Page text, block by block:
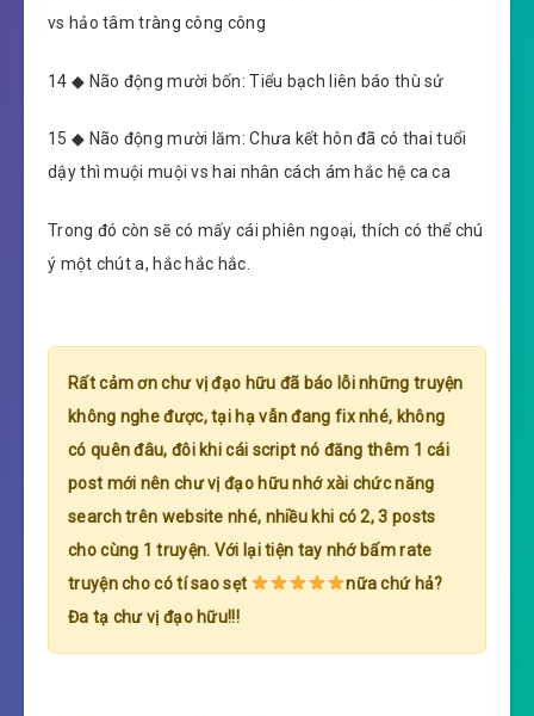
vs hảo tâm tràng công công
14 ◆ Não động mười bốn: Tiểu bạch liên báo thù sử
15 ◆ Não động mười lăm: Chưa kết hôn đã có thai tuổi
dậy thì muội muội vs hai nhân cách ám hắc hệ ca ca
Trong đó còn sẽ có mấy cái phiên ngoại, thích có thể chú
ý một chút a, hắc hắc hắc.
Rất cảm ơn chư vị đạo hữu đã báo lỗi những truyện
không nghe được, tại hạ vẫn đang fix nhé, không
có quên đâu, đôi khi cái script nó đăng thêm 1 cái
post mới nên chư vị đạo hữu nhớ xài chức năng
search trên website nhé, nhiều khi có 2, 3 posts
cho cùng 1 truyện. Với lại tiện tay nhớ bấm rate
truyện cho có tí sao sẹt
nữa chứ hả?
Đa tạ chư vị đạo hữu!!!